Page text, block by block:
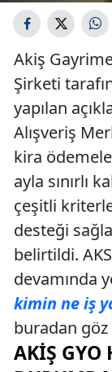
Akiş
Şirketi
yapılan
Alışveriş
kira
ayla sınırlı
çeşitli
desteği
belirtildi.
devamında
kimin ne iş
buradan
AKIŞ GYO